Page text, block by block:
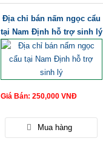
Địa chỉ bán nấm ngọc cẩu
tại Nam Định hỗ trợ sinh lý
Giá Bán: 250,000 VNĐ